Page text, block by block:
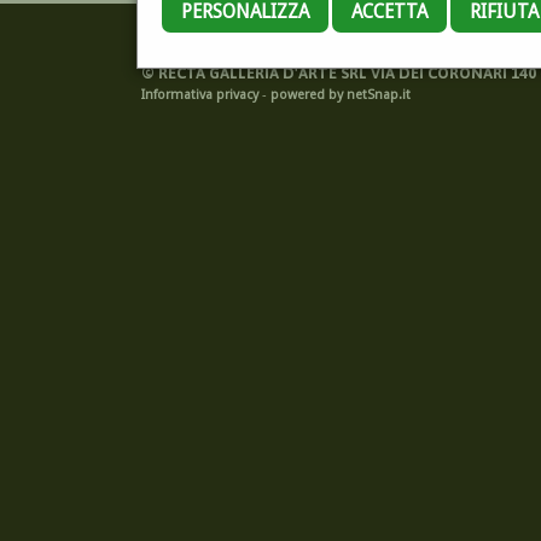
PERSONALIZZA ACCETTA
©RECTA GALLERIA D'ARTE SRL VIA DEI CORONARI
Informativa privacy- powered by netSnap.it